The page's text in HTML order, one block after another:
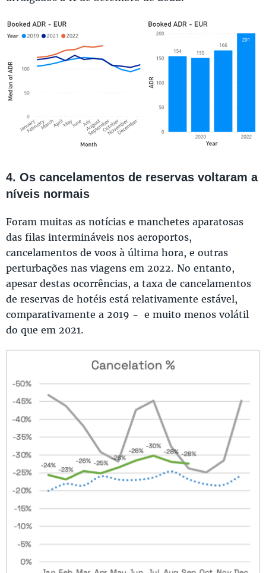
4. Os cancelamentos de reservas voltaram a
níveis normais
Foram muitas as notícias e manchetes aparatosas
das filas intermináveis nos aeroportos,
cancelamentos de voos à última hora, e outras
perturbações nas viagens em 2022. No entanto,
apesar destas ocorrências, a taxa de cancelamentos
de reservas de hotéis está relativamente estável,
comparativamente a 2019 - e muito menos volátil
do que em 2021.